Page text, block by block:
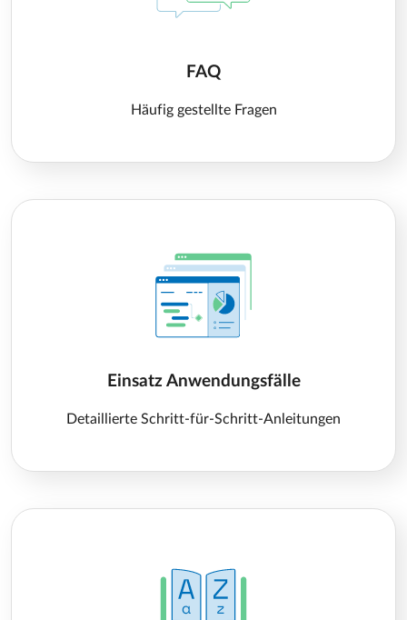
FAQ
Häufig gestellte Fragen
Einsatz Anwendungsfälle
Detaillierte Schritt-für-Schritt-Anleitungen